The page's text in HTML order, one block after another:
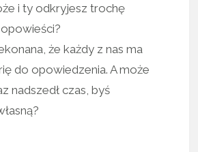
i ty odkryjesz trochę
że każdy z nas ma
do opowiedzenia. A może
nadszedł czas, byś